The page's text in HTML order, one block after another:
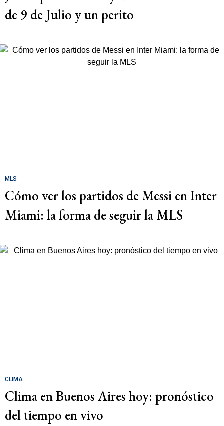
de 9 de Julio y un perito
MLS
Cómo ver los partidos de Messi en Inter
Miami: la forma de seguir la MLS
CLIMA
Clima en Buenos Aires hoy: pronóstico
del tiempo en vivo